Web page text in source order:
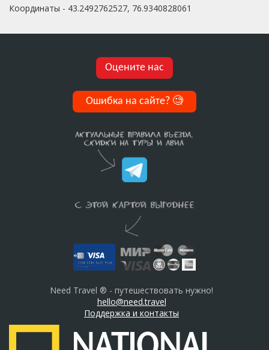
Координаты - 43.2492762527, 76.9340828061
Оцените нас
Ошибка на сайте? 🧐
Need Travel ® - путешествовать нужно!
hello@need.travel
Поддержка и контакты